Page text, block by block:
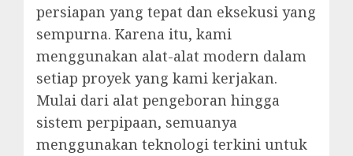
persiapan yang tepat dan eksekusi yang
sempurna. Karena itu, kami
menggunakan alat-alat modern dalam
setiap proyek yang kami kerjakan.
Mulai dari alat pengeboran hingga
sistem perpipaan, semuanya
menggunakan teknologi terkini untuk